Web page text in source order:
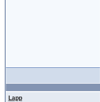
Lapp